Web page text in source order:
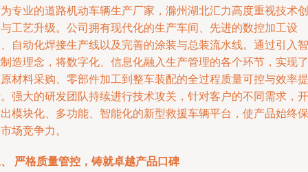
专业的道路机动车辆生产厂家，滁州湖北汇力高度重视技术创
工艺升级。公司拥有现代化的生产车间、先进的数控加工设
自动化焊接生产线以及完善的涂装与总装流水线。通过引入智
造理念，将数字化、信息化融入生产管理的各个环节，实现了
材料采购、零部件加工到整车装配的全过程质量可控与效率提
强大的研发团队持续进行技术攻关，针对客户的不同需求，开
模块化、多功能、智能化的新型救援车辆平台，使产品始终保
场竞争力。
严格质量管控，铸就卓越产品口碑